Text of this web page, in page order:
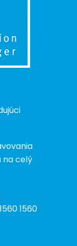
na celý
1560